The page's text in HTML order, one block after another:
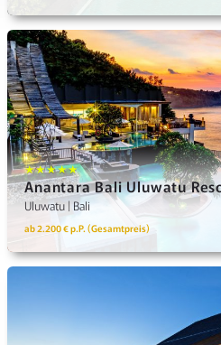
★★★★★
Anantara Bali Uluwatu
Uluwatu | Bali
ab 2.200 € p.P. (Gesamtpreis)